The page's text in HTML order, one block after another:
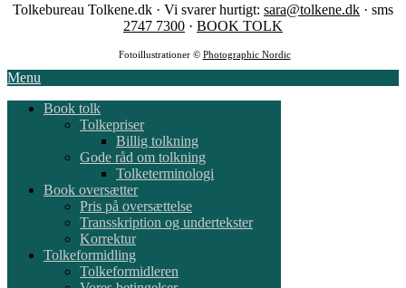
Tolkebureau Tolkene.dk · Vi svarer hurtigt: sara@tolkene.dk · sms
2747 7300 · BOOK TOLK
Fotoillustrationer © Photographic Nordic
Menu
Book tolk
Tolkepriser
Billig tolkning
Gode råd om tolkning
Tolketerminologi
Book oversætter
Pris på oversættelse
Transskription og undertekster
Korrektur
Tolkeformidling
Tolkeformidleren